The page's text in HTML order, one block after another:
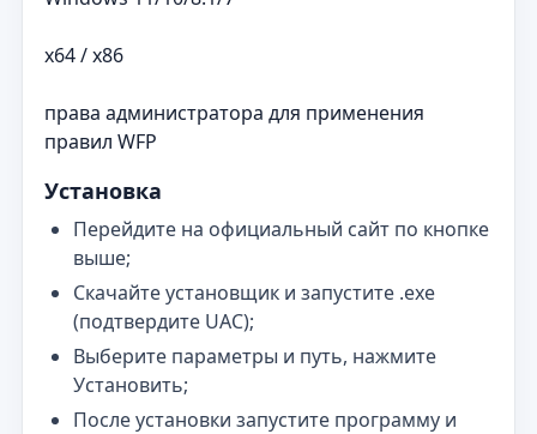
x64 / x86
права администратора для применения
правил WFP
Установка
Перейдите на официальный сайт по кнопке
выше;
Скачайте установщик и запустите .exe
(подтвердите UAC);
Выберите параметры и путь, нажмите
Установить;
После установки запустите программу и